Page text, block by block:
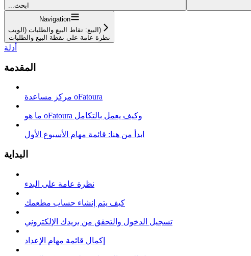
...ابحث
Navigation
البيع: نقاط البيع والطلبات (الويب)
نظرة عامة على نقطة البيع والطلبات
أدلة
المقدمة
مركز مساعدة oFatoura
ما هو oFatoura وكيف يعمل بالتكامل
ابدأ من هنا: قائمة مهام الأسبوع الأول
البداية
نظرة عامة على البدء
كيف يتم إنشاء حساب مطعمك
تسجيل الدخول والتحقق من بريدك الإلكتروني
إكمال قائمة مهام الإعداد